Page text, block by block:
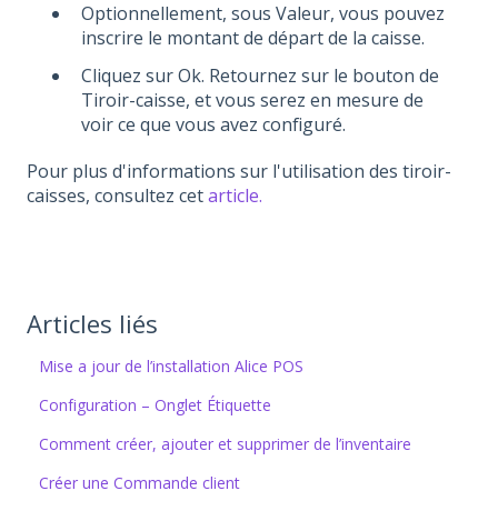
Optionnellement, sous Valeur, vous pouvez
inscrire le montant de départ de la caisse.
Cliquez sur Ok. Retournez sur le bouton de
Tiroir-caisse, et vous serez en mesure de
voir ce que vous avez configuré.
Pour plus d'informations sur l'utilisation des tiroir-
caisses, consultez cetarticle.
Articles liés
Mise a jour de l’installation Alice POS
Configuration – Onglet Étiquette
Comment créer, ajouter et supprimer de l’inventaire
Créer une Commande client